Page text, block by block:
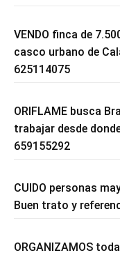
VENDO finca de
casco urbano de
625114075
ORIFLAME busca
trabajar desde
659155292
CUIDO personas
Buen trato y
ORGANIZAMOS